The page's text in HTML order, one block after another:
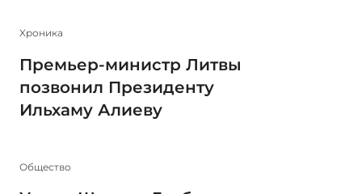
Xроника
Премьер-министр Литвы
позвонил Президенту
Ильхаму Алиеву
Общество